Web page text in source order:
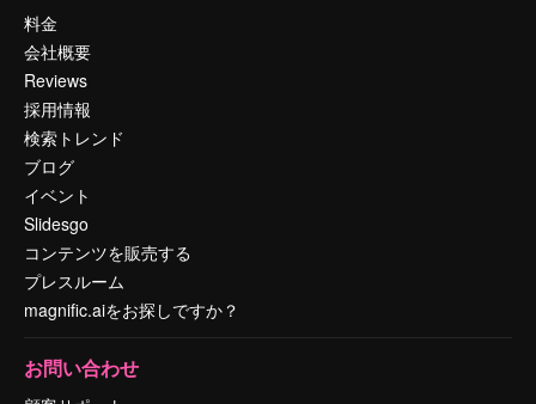
料金
会社概要
Reviews
採用情報
検索トレンド
ブログ
イベント
Slidesgo
コンテンツを販売する
プレスルーム
magnific.aiをお探しですか？
お問い合わせ